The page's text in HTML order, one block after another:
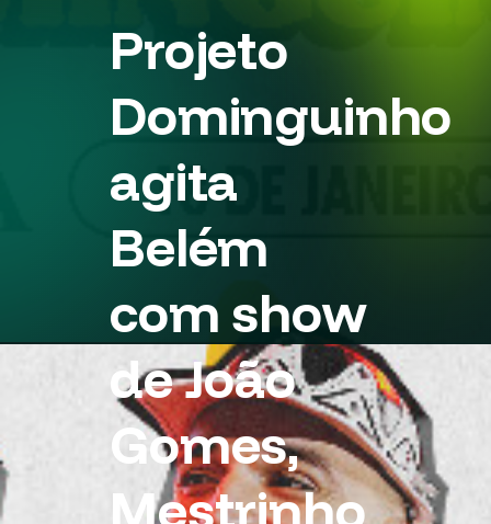
Projeto
Dominguinho
agita
Belém
com show
de João
Gomes,
Mestrinho